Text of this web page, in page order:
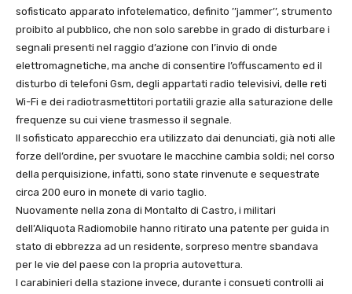
sofisticato apparato infotelematico, definito ’’jammer’’, strumento
proibito al pubblico, che non solo sarebbe in grado di disturbare i
segnali presenti nel raggio d’azione con l’invio di onde
elettromagnetiche, ma anche di consentire l’offuscamento ed il
disturbo di telefoni Gsm, degli appartati radio televisivi, delle reti
Wi-Fi e dei radiotrasmettitori portatili grazie alla saturazione delle
frequenze su cui viene trasmesso il segnale.
Il sofisticato apparecchio era utilizzato dai denunciati, già noti alle
forze dell’ordine, per svuotare le macchine cambia soldi; nel corso
della perquisizione, infatti, sono state rinvenute e sequestrate
circa 200 euro in monete di vario taglio.
Nuovamente nella zona di Montalto di Castro, i militari
dell’Aliquota Radiomobile hanno ritirato una patente per guida in
stato di ebbrezza ad un residente, sorpreso mentre sbandava
per le vie del paese con la propria autovettura.
I carabinieri della stazione invece, durante i consueti controlli ai